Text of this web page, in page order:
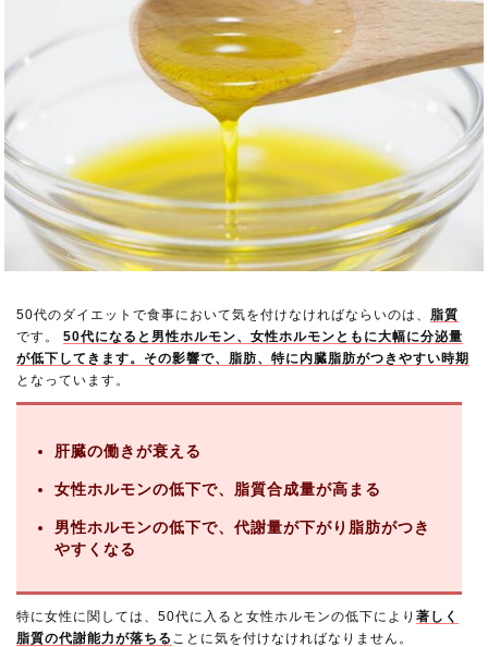
50代のダイエットで食事において気を付けなければならいのは、 脂質
です。50代になると男性ホルモン、女性ホルモンともに大幅に分泌量
が低下してきます。その影響で、脂肪、特に内臓脂肪がつきやすい時期
となっています。
肝臓の働きが衰える
女性ホルモンの低下で、脂質合成量が高まる
男性ホルモンの低下で、代謝量が下がり脂肪がつき
やすくなる
特に女性に関しては、50代に入ると女性ホルモンの低下により著しく
脂質の代謝能力が落ちる ことに気を付けなければなりません。